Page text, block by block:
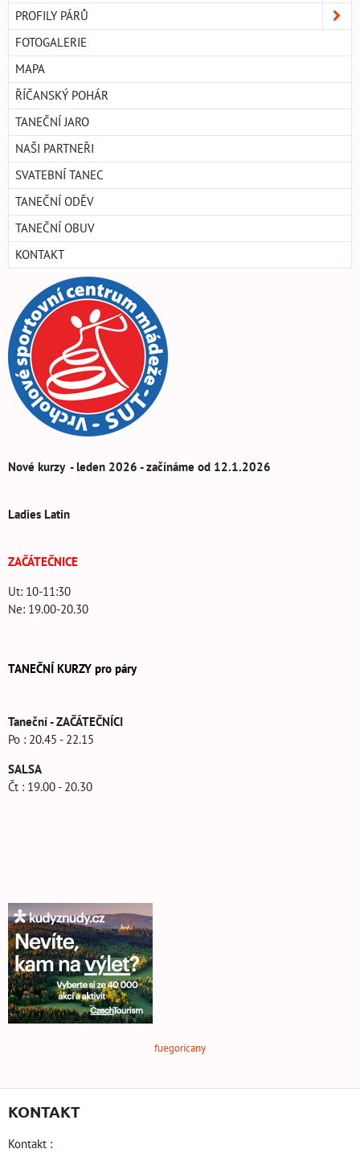
PROFILY PÁRŮ
FOTOGALERIE
MAPA
ŘÍČANSKÝ POHÁR
TANEČNÍ JARO
NAŠI PARTNEŘI
SVATEBNÍ TANEC
TANEČNÍ ODĚV
TANEČNÍ OBUV
KONTAKT
Nové kurzy - leden 2026 - začínáme od 12.1.2026
Ladies Latin
ZAČÁTEČNICE
Ut: 10-11:30
Ne: 19.00-20.30
TANEČNÍ KURZY pro páry
Taneční - ZAČÁTEČNÍCI
Po : 20.45 - 22.15
SALSA
Čt : 19.00 - 20.30
fuegoricany
KONTAKT
Kontakt :